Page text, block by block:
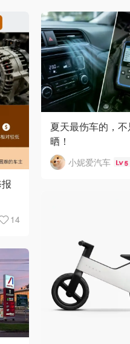
🇳🇿新西
14
夏天最伤车的，
晒！
小妮爱汽车 5